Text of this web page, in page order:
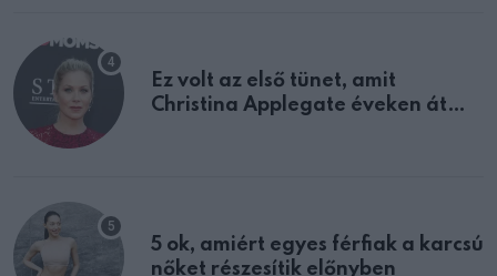
Ez volt az első tünet, amit
Christina Applegate éveken át
5 ok, amiért egyes férfiak a karcsú
nőket részesítik előnyben